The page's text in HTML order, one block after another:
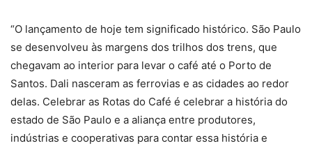
“O lançamento de hoje tem significado histórico. São Paulo
se desenvolveu às margens dos trilhos dos trens, que
chegavam ao interior para levar o café até o Porto de
Santos. Dali nasceram as ferrovias e as cidades ao redor
delas. Celebrar as Rotas do Café é celebrar a história do
estado de São Paulo e a aliança entre produtores,
indústrias e cooperativas para contar essa história e